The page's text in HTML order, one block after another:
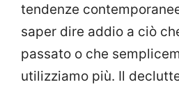
tendenze
saper dire addio a ciò
passato o che
utilizziamo più. Il